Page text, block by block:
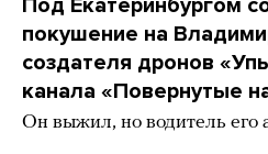
покушение на
создателя дронов
канала «Повернутые
Он выжил, но водитель его